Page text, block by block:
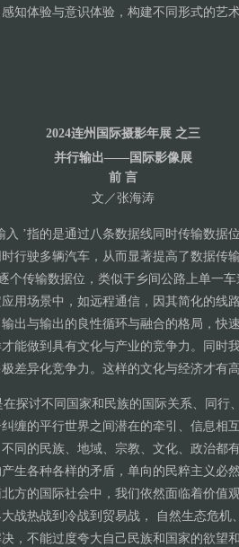
知体验与意识体验，构建不同形式的艺
2024连州国际摄影年展 之三
并行输出——国际影像展
前 言
文／张海涛
入 ’指的是通过八条数据线同时传输数据
行驶多辆汽车，从而显著提高了数据传
个传输数据位，类似于乡间公路上单一
用场景中，如远程通信，因其简化的线
出与输出的良性循环与融合的格局，快
能做到具有文化与产业的竞争力。同时
差异化竞争力。这样的文化与经济才有
在探讨不同国家和民族的国际关系、同行
缠的平行世界之间潜在的牵引、信息相
同的民族、地域、宗教、文化、政治都
生各种各样的矛盾，单向的民粹主义必
方的国际社会中，我们依然面临着价值
战热战到冷战到贸易战， 自然生态危机
，不能过度夸大自己民族和国家的欲望